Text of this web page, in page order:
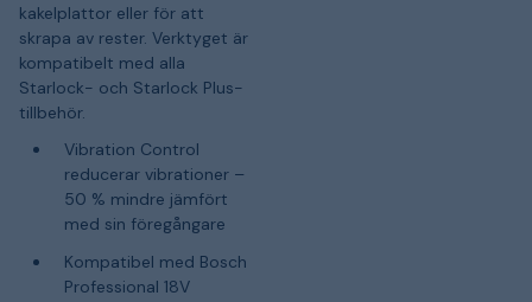
kakelplattor eller för att
skrapa av rester. Verktyget är
kompatibelt med alla
Starlock- och Starlock Plus-
tillbehör.
Vibration Control
reducerar vibrationer –
50 % mindre jämfört
med sin föregångare
Kompatibel med Bosch
Professional 18V